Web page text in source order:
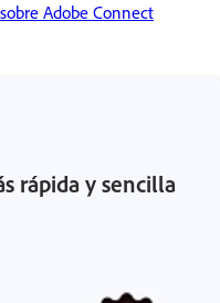
Adobe Connect
rápida y sencilla